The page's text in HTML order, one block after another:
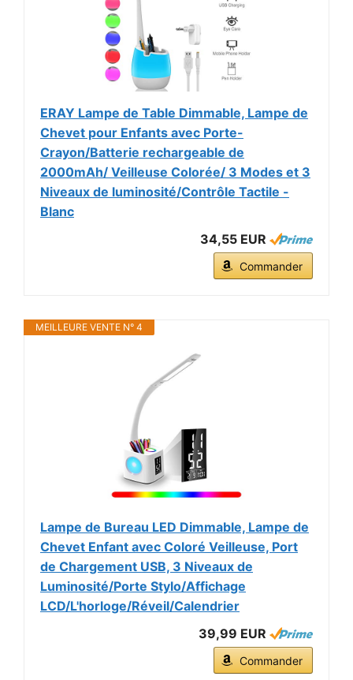
ERAY Lampe de Table Dimmable, Lampe de
Chevet pour Enfants avec Porte-
Crayon/Batterie rechargeable de
2000mAh/ Veilleuse Colorée/ 3 Modes et 3
Niveaux de luminosité/Contrôle Tactile -
Blanc
34,55 EUR
Commander
MEILLEURE VENTE N° 4
Lampe de Bureau LED Dimmable, Lampe de
Chevet Enfant avec Coloré Veilleuse, Port
de Chargement USB, 3 Niveaux de
Luminosité/Porte Stylo/Affichage
LCD/L'horloge/Réveil/Calendrier
39,99 EUR
Commander